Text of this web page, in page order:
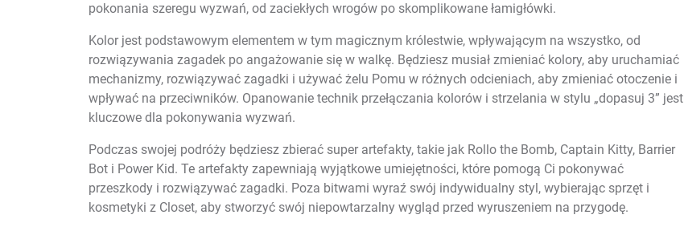
pokonania szeregu wyzwań, od zaciekłych wrogów po skomplikowane łamigłówki.
Kolor jest podstawowym elementem w tym magicznym królestwie, wpływającym na wszystko, od
rozwiązywania zagadek po angażowanie się w walkę. Będziesz musiał zmieniać kolory, aby uruchamiać
mechanizmy, rozwiązywać zagadki i używać żelu Pomu w różnych odcieniach, aby zmieniać otoczenie i
wpływać na przeciwników. Opanowanie technik przełączania kolorów i strzelania w stylu „dopasuj 3” jest
kluczowe dla pokonywania wyzwań.
Podczas swojej podróży będziesz zbierać super artefakty, takie jak Rollo the Bomb, Captain Kitty, Barrier
Bot i Power Kid. Te artefakty zapewniają wyjątkowe umiejętności, które pomogą Ci pokonywać
przeszkody i rozwiązywać zagadki. Poza bitwami wyraź swój indywidualny styl, wybierając sprzęt i
kosmetyki z Closet, aby stworzyć swój niepowtarzalny wygląd przed wyruszeniem na przygodę.